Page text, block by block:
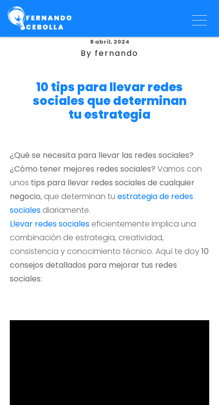
8 abril, 2024
By fernando
10 tips para llevar redes
sociales que determinan
tu estrategia
¿Qué se necesita para llevar las redes sociales?
¿Cómo tener mejores redes sociales? Vamos con
unos tips para llevar redes sociales de cualquier
negocio, que determinan tu estrategia de redes
sociales diariamente.
Llevar redes sociales eficientemente implica una
combinación de estrategia, creatividad,
consistencia y conocimiento técnico. Aquí te doy10
consejos detallados para mejorar tus redes
sociales: